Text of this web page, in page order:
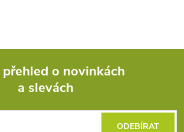
o novinkách
a slevách
ODEBÍRAT